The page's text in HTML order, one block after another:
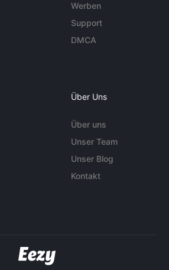
Werben
Support
DMCA
Über Uns
Über uns
Unser Team
Unser Blog
Kontakt